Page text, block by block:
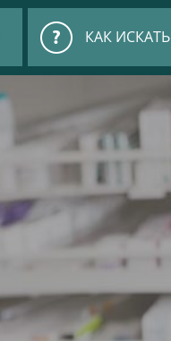
КАК ИСКАТЬ